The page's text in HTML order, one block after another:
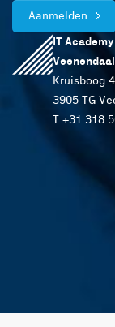
Aanmelden
IT
Veenendaal
Kruisboog
3905 TG
T +31 318